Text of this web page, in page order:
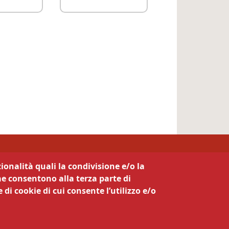
quali la condivisione e/o la
consentono alla terza parte di
cookie di cui consente l’utilizzo e/o